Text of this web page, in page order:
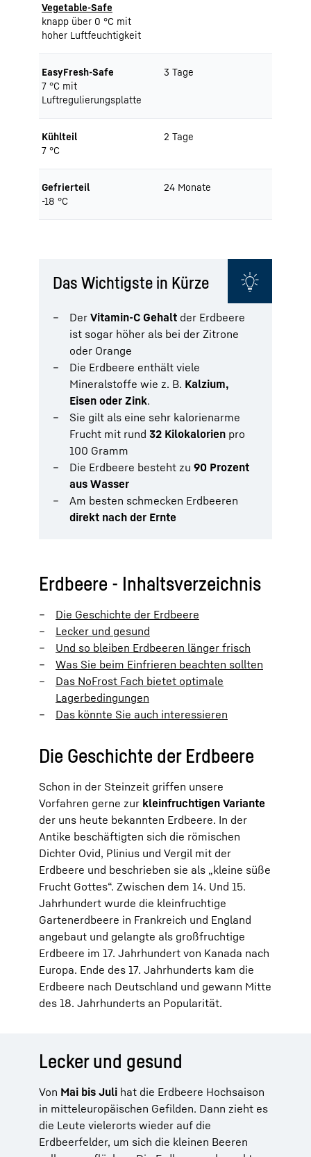
Vegetable-Safe
knapp über 0 °C mit
hoher Luftfeuchtigkeit
EasyFresh-Safe
7 °C mit
Luftregulierungsplatte
3 Tage
Kühlteil
7 °C
2 Tage
Gefrierteil
-18 °C
24 Monate
Das Wichtigste in Kürze
Der Vitamin-C Gehalt der Erdbeere
ist sogar höher als bei der Zitrone
oder Orange
Die Erdbeere enthält viele
Mineralstoffe wie z. B. Kalzium,
Eisen oder Zink.
Sie gilt als eine sehr kalorienarme
Frucht mit rund 32 Kilokalorien pro
100 Gramm
Die Erdbeere besteht zu 90 Prozent
aus Wasser
Am besten schmecken Erdbeeren
direkt nach der Ernte
Erdbeere - Inhaltsverzeichnis
Die Geschichte der Erdbeere
Lecker und gesund
Und so bleiben Erdbeeren länger frisch
Was Sie beim Einfrieren beachten sollten
Das NoFrost Fach bietet optimale
Lagerbedingungen
Das könnte Sie auch interessieren
Die Geschichte der Erdbeere
Schon in der Steinzeit griffen unsere
Vorfahren gerne zur kleinfruchtigen Variante
der uns heute bekannten Erdbeere. In der
Antike beschäftigten sich die römischen
Dichter Ovid, Plinius und Vergil mit der
Erdbeere und beschrieben sie als „kleine süße
Frucht Gottes“. Zwischen dem 14. Und 15.
Jahrhundert wurde die kleinfruchtige
Gartenerdbeere in Frankreich und England
angebaut und gelangte als großfruchtige
Erdbeere im 17. Jahrhundert von Kanada nach
Europa. Ende des 17. Jahrhunderts kam die
Erdbeere nach Deutschland und gewann Mitte
des 18. Jahrhunderts an Popularität.
Lecker und gesund
Von Mai bis Juli hat die Erdbeere Hochsaison
in mitteleuropäischen Gefilden. Dann zieht es
die Leute vielerorts wieder auf die
Erdbeerfelder, um sich die kleinen Beeren